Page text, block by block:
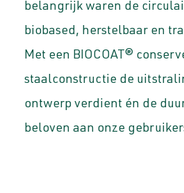
belangrijk waren de
biobased, herstelbaar en
Met een BIOCOAT®
staalconstructie de
ontwerp verdient én de
beloven aan onze